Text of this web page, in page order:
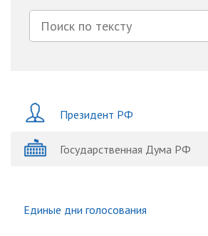
Президент РФ
Государственная Дума РФ
Единые дни голосования